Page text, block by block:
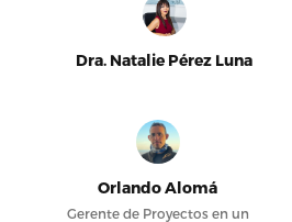
Dra. Natalie Pérez Luna
Orlando Alomá
Gerente de Proyectos en un